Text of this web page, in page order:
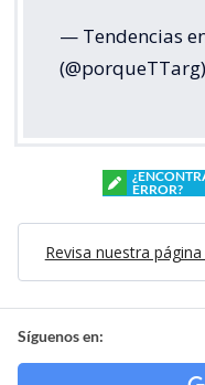
— Tendencias
(@porqueTTarg)
ERROR?
Revisa nuestra
Síguenos en: